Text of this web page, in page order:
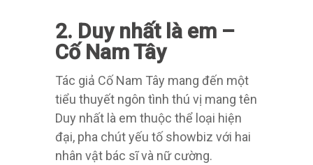
2. Duy nhất là em –
Cố Nam Tây
Tác giả Cố Nam Tây mang đến một
tiểu thuyết ngôn tình thú vị mang tên
Duy nhất là em thuộc thể loại hiện
đại, pha chút yếu tố showbiz với hai
nhân vật bác sĩ và nữ cường.